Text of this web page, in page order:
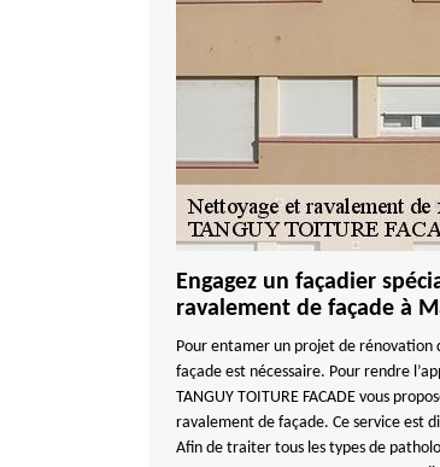
Engagez un façadier
ravalement de façade à
Pour entamer un projet de rénovation
façade est nécessaire. Pour rendre
TANGUY TOITURE FACADE vous
ravalement de façade. Ce service est
Afin de traiter tous les types de